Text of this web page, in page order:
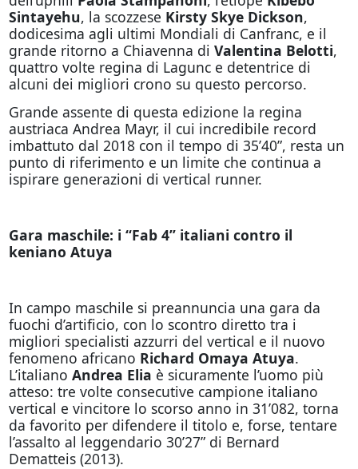
Sintayehu, la scozzese Kirsty Skye Dickson,
dodicesima agli ultimi Mondiali di Canfranc, e il
grande ritorno a Chiavenna di Valentina Belotti,
quattro volte regina di Lagunc e detentrice di
alcuni dei migliori crono su questo percorso.
Grande assente di questa edizione la regina
austriaca Andrea Mayr, il cui incredibile record
imbattuto dal 2018 con il tempo di 35’40”, resta un
punto di riferimento e un limite che continua a
ispirare generazioni di vertical runner.
Gara maschile: i “Fab 4” italiani contro il
keniano Atuya
In campo maschile si preannuncia una gara da
fuochi d’artificio, con lo scontro diretto tra i
migliori specialisti azzurri del vertical e il nuovo
fenomeno africano Richard Omaya Atuya.
L’italiano Andrea Elia è sicuramente l’uomo più
atteso: tre volte consecutive campione italiano
vertical e vincitore lo scorso anno in 31’082, torna
da favorito per difendere il titolo e, forse, tentare
l’assalto al leggendario 30’27” di Bernard
Dematteis (2013).